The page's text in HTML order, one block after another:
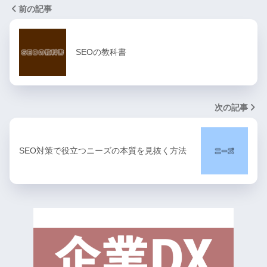
前の記事
SEOの教科書
次の記事
SEO対策で役立つニーズの本質を見抜く方法